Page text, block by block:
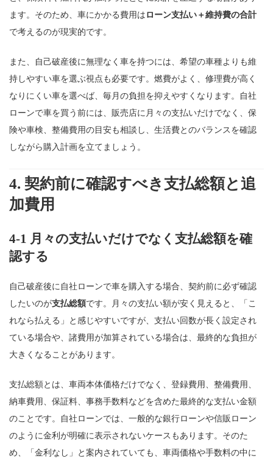
ます。そのため、車にかかる費用は ローン支払い＋維持費の合計
で考えるのが現実的です。
また、自己破産後に無理なく車を持つには、希望の車種よりも維
持しやすい車を選ぶ視点も必要です。燃費がよく、修理費が高く
なりにくい車を選べば、毎月の負担を抑えやすくなります。自社
ローンで車を買う前には、販売店に月々の支払いだけでなく、保
険や車検、整備費用の目安も相談し、生活費とのバランスを確認
しながら購入計画を立てましょう。
4. 契約前に確認すべき支払総額と追
加費用
4-1 月々の支払いだけでなく支払総額を確
認する
自己破産後に自社ローンで車を購入する場合、契約前に必ず確認
したいのが支払総額です。月々の支払い額が安く見えると、「こ
れなら払える」と感じやすいですが、支払い回数が長く設定され
ている場合や、諸費用が加算されている場合は、最終的な負担が
大きくなることがあります。
支払総額とは、車両本体価格だけでなく、登録費用、整備費用、
納車費用、保証料、事務手数料などを含めた最終的な支払い金額
のことです。自社ローンでは、一般的な銀行ローンや信販ローン
のように金利が明確に表示されないケースもあります。そのた
め、「金利なし」と案内されていても、車両価格や手数料の中に